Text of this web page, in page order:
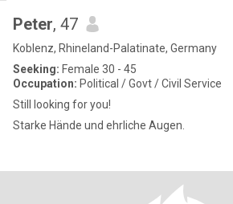
Peter, 47
Koblenz, Rhineland-Palatinate, Germany
Seeking: Female 30 - 45
Occupation: Political / Govt / Civil Service
Still looking for you!
Starke Hände und ehrliche Augen.